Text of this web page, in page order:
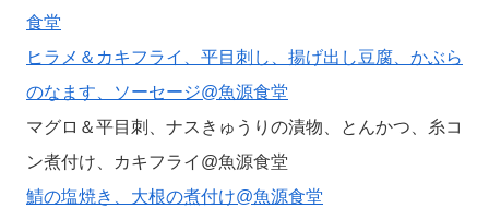
食堂
ヒラメ＆カキフライ、平目刺し、揚げ出し豆腐、かぶら
のなます、ソーセージ@魚源食堂
マグロ＆平目刺、ナスきゅうりの漬物、とんかつ、糸コ
ン煮付け、カキフライ@魚源食堂
鯖の塩焼き、大根の煮付け@魚源食堂